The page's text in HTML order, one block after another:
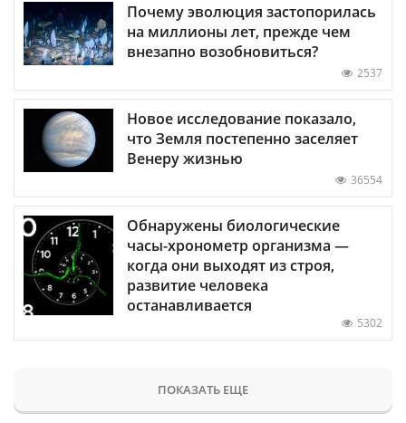
Почему эволюция застопорилась
на миллионы лет, прежде чем
внезапно возобновиться?
2537
Новое исследование показало,
что Земля постепенно заселяет
Венеру жизнью
36554
Обнаружены биологические
часы-хронометр организма —
когда они выходят из строя,
развитие человека
останавливается
5302
ПОКАЗАТЬ ЕЩЕ